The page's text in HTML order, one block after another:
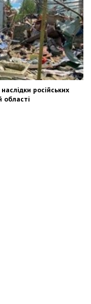
російських
області